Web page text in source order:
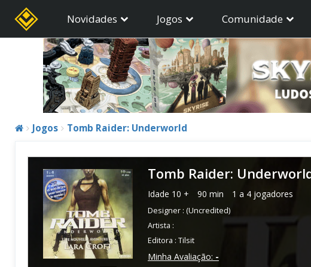
Novidades Jogos Comunidade
Jogos Tomb Raider: Underworld
Tomb Raider:
Idade 10 + 90 min 1 a 4 jogadores
Designer : (Uncredited)
Artista :
Editora : Tilsit
Minha Avaliação: -